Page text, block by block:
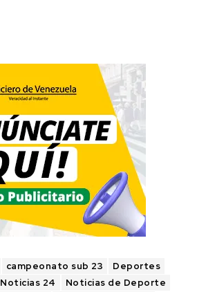
campeonato sub 23
Deportes
Noticias 24 Noticias de Deporte